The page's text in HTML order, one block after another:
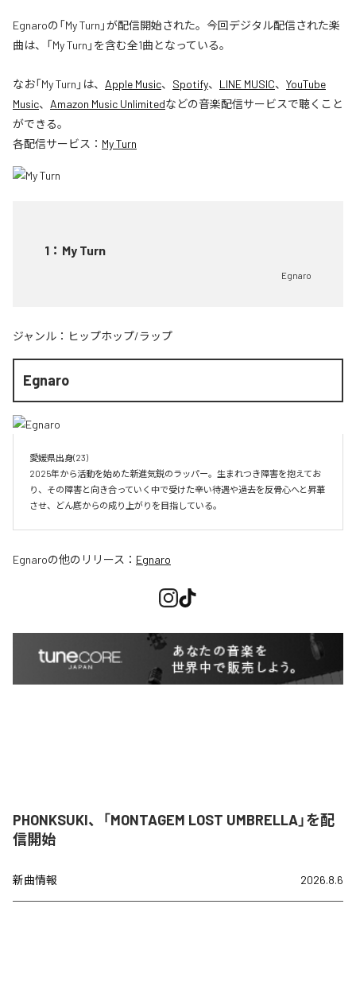
Egnaroの「My Turn」が配信開始された。今回デジタル配信された楽
曲は、「My Turn」を含む全1曲となっている。
なお「My Turn 」は、 Apple Music、 Spotify、 LINE MUSIC、 YouTube
Music、 Amazon Music Unlimitedなどの音楽配信サービスで聴くこと
ができる。
各配信サービス： My Turn
1 ： My Turn
Egnaro
ジャンル： ヒップホップ/ラップ
Egnaro
愛媛県出身(23)
2025年から活動を始めた新進気鋭のラッパー。生まれつき障害を抱えてお
り、その障害と向き合っていく中で受けた辛い待遇や過去を反骨心へと昇華
させ、どん底からの成り上がりを目指している。
Egnaroの他のリリース： Egnaro
PHONKSUKI、「MONTAGEM LOST UMBRELLA」を配
信開始
新曲情報 2026.8.6